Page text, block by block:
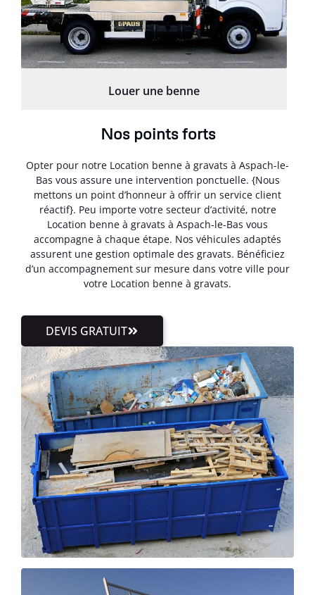
Louer une benne
Nos points forts
Opter pour notre Location benne à gravats à Aspach-le-
Bas vous assure une intervention ponctuelle. {Nous
mettons un point d’honneur à offrir un service client
réactif}. Peu importe votre secteur d’activité, notre
Location benne à gravats à Aspach-le-Bas vous
accompagne à chaque étape. Nos véhicules adaptés
assurent une gestion optimale des gravats. Bénéficiez
d’un accompagnement sur mesure dans votre ville pour
votre Location benne à gravats.
DEVIS GRATUIT